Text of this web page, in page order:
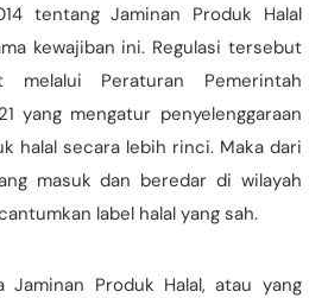
tentang Jaminan Produk Halal
kewajiban ini. Regulasi tersebut
melalui Peraturan Pemerintah
yang mengatur penyelenggaraan
halal secara lebih rinci. Maka dari
masuk dan beredar di wilayah
label halal yang sah.
Jaminan Produk Halal, atau yang